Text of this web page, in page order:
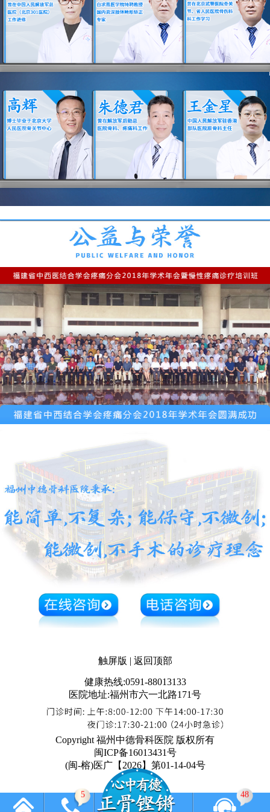
触屏版 | 返回顶部
健康热线:0591-88013133
医院地址:福州市六一北路171号
Copyright 福州中德骨科医院 版权所有
闽ICP备16013431号
(闽-榕)医广【2026】第01-14-04号
5 48